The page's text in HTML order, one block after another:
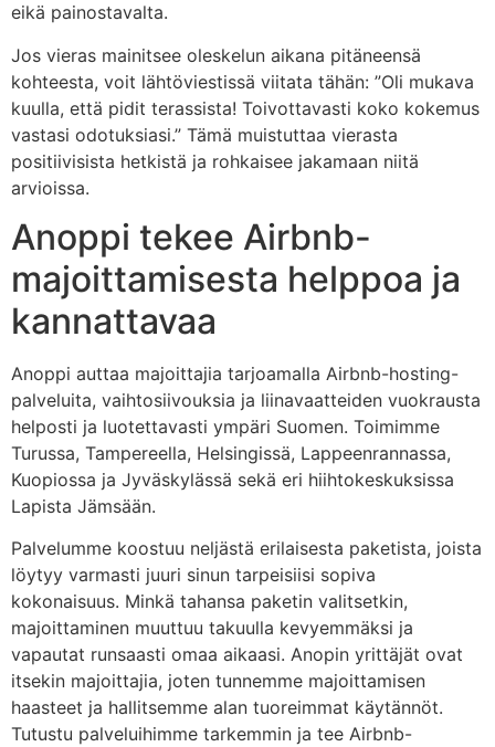
eikä painostavalta.
Jos vieras mainitsee oleskelun aikana pitäneensä
kohteesta, voit lähtöviestissä viitata tähän: ”Oli mukava
kuulla, että pidit terassista! Toivottavasti koko kokemus
vastasi odotuksiasi.” Tämä muistuttaa vierasta
positiivisista hetkistä ja rohkaisee jakamaan niitä
arvioissa.
Anoppi tekee Airbnb-
majoittamisesta helppoa ja
kannattavaa
Anoppi auttaa majoittajia tarjoamalla Airbnb-hosting-
palveluita, vaihtosiivouksia ja liinavaatteiden vuokrausta
helposti ja luotettavasti ympäri Suomen. Toimimme
Turussa, Tampereella, Helsingissä, Lappeenrannassa,
Kuopiossa ja Jyväskylässä sekä eri hiihtokeskuksissa
Lapista Jämsään.
Palvelumme koostuu neljästä erilaisesta paketista, joista
löytyy varmasti juuri sinun tarpeisiisi sopiva
kokonaisuus. Minkä tahansa paketin valitsetkin,
majoittaminen muuttuu takuulla kevyemmäksi ja
vapautat runsaasti omaa aikaasi. Anopin yrittäjät ovat
itsekin majoittajia, joten tunnemme majoittamisen
haasteet ja hallitsemme alan tuoreimmat käytännöt.
Tutustu palveluihimme tarkemmin ja tee Airbnb-